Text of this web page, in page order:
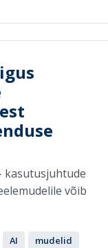
kasutusjuhtude
võib
AI
mudelid